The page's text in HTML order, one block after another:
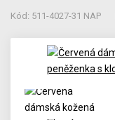
Kód: 511-4027-31 NAP